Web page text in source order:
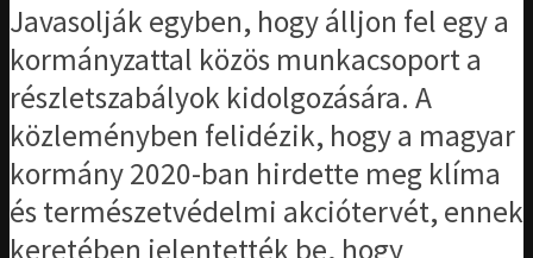
Javasolják egyben, hogy álljon fel egy a
kormányzattal közös munkacsoport a
részletszabályok kidolgozására. A
közleményben felidézik, hogy a magyar
kormány 2020-ban hirdette meg klíma
és természetvédelmi akciótervét, ennek
keretében jelentették be, hogy